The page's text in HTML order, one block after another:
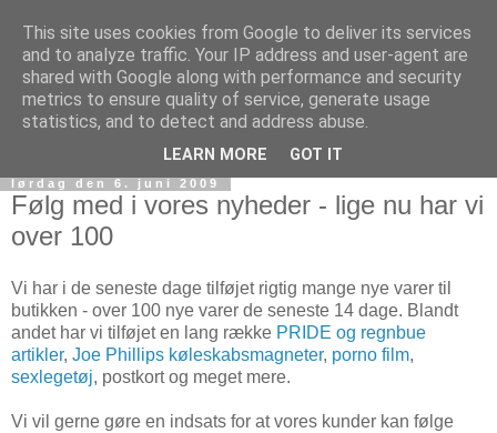
lørdag den 6. juni 2009
Følg med i vores nyheder - lige nu har vi
over 100
Vi har i de seneste dage tilføjet rigtig mange nye varer til
butikken - over 100 nye varer de seneste 14 dage. Blandt
andet har vi tilføjet en lang række PRIDE og regnbue
artikler, Joe Phillips køleskabsmagneter, porno film,
sexlegetøj, postkort og meget mere.
Vi vil gerne gøre en indsats for at vores kunder kan følge
This site uses cookies from Google to deliver its services
and to analyze traffic. Your IP address and user-agent are
shared with Google along with performance and security
metrics to ensure quality of service, generate usage
statistics, and to detect and address abuse.
LEARN MORE GOT IT